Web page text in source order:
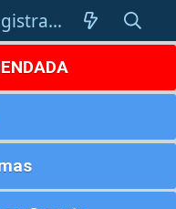
Registrarse